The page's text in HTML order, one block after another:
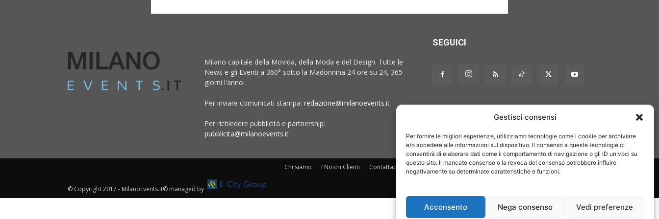
Gestisci consensi
Per fornire le migliori esperienze, utilizziamo tecnologie come i cookie per archiviare
e/o accedere alle informazioni sul dispositivo. Il consenso a queste tecnologie ci
consentirà di elaborare dati come il comportamento di navigazione o gli ID univoci su
questo sito. Il mancato consenso o la revoca del consenso potrebbero influire
negativamente su determinate caratteristiche e funzioni.
Acconsento Nega consenso Vedi preferenze
Milano capitale della Movida, della Moda e del Design. Tutte le
News e gli Eventi a 360° sotto la Madonnina 24 ore su 24, 365
giorni l'anno.
Per inviare comunicati stampa: redazione@milanoevents.it
Per richiedere pubblicità e partnership:
pubblicita@milanoevents.it
SEGUICI
Chi siamo I Nostri Clienti Contattaci Collabora con noi Pubblicità Privacy policy Linee editoriali
© Copyright 2017 - MilanoEvents.it© managed by